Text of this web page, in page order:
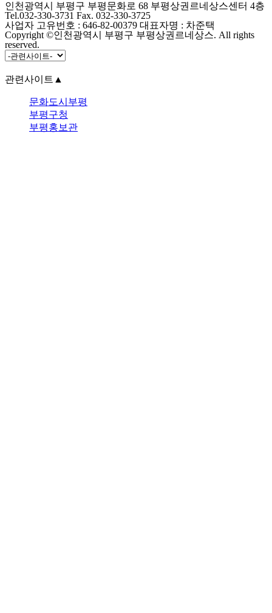
인천광역시 부평구 부평문화로 68 부평상권르네상스센터 4층
Tel.032-330-3731 Fax. 032-330-3725
사업자 고유번호 : 646-82-00379 대표자명 : 차준택
Copyright ©인천광역시 부평구 부평상권르네상스. All rights
reserved.
관련사이트 ▲
문화도시부평
부평구청
부평홍보관